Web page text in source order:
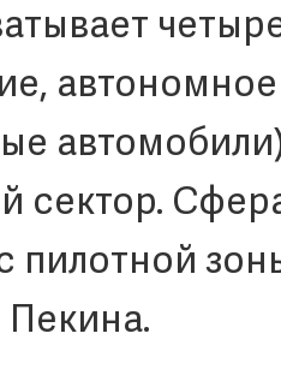
сектор.
пилотной